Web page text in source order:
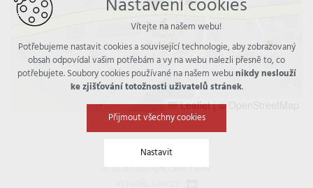
Leaflet | © OpenStreetMap
© 2026 Copyright Obec Tasov
Nastavení cookies
Vítejte na našem webu!
Potřebujeme nastavit cookies a související technologie, aby zobrazovaný
obsah odpovídal vašim potřebám a vy na webu nalezli přesně to, co
potřebujete. Soubory cookies používané na našem webunikdy neslouží
ke zjišťování totožnosti uživatelů stránek.
Přijmout všechny cookies
Nastavit